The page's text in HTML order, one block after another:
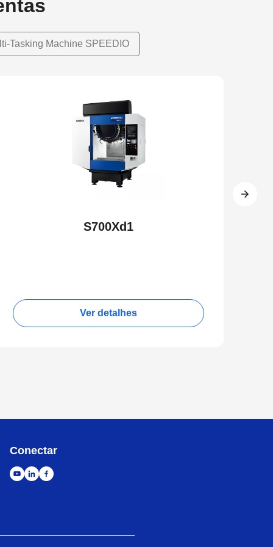
Tasking Machine SPEEDIO
S700Xd1
Ver detalhes
Conectar